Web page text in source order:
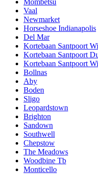
Vaal
Newmarket
Horseshoe Indianapolis
Del Mar
Kortebaan Santpoort
Kortebaan Santpoort
Kortebaan Santpoort
Bollnas
Aby
Boden
Sligo
Leopardstown
Brighton
Sandown
Southwell
Chepstow
The Meadows
Woodbine Tb
Monticello